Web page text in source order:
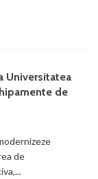
Universitatea
de
de